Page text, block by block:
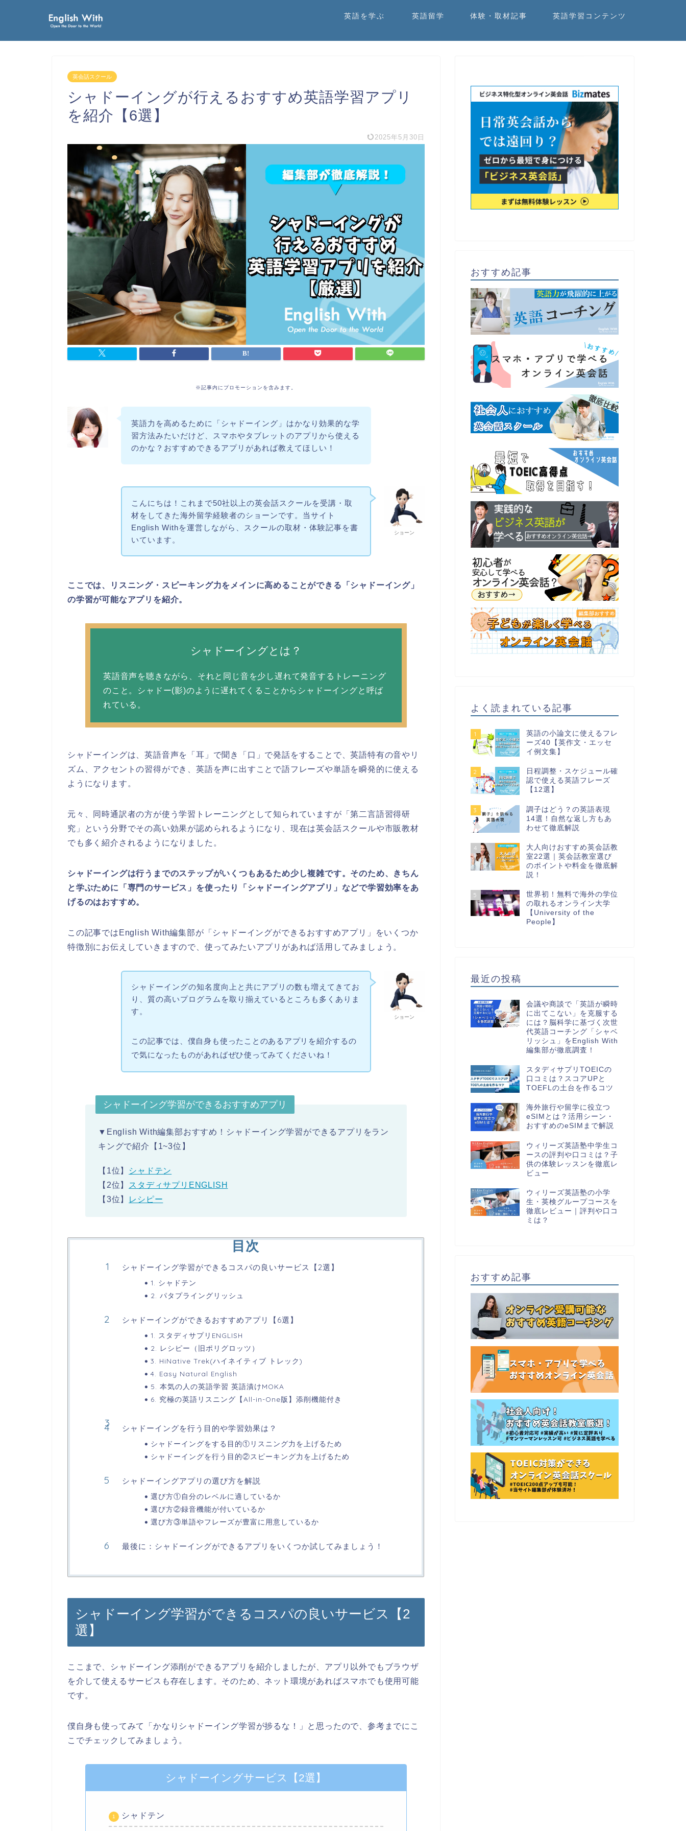
英語を学ぶ 英語留学 体験・取材記事 英語学習コンテンツ
英会話スクール
シャドーイングが行えるおすすめ英語学習アプリ
を紹介【6選】
2025年5月30日
※記事内にプロモーションを含みます。
英語力を高めるために「シャドーイング」はかなり効果的な学
習方法みたいだけど、スマホやタブレットのアプリから使える
のかな？おすすめできるアプリがあれば教えてほしい！
ショーン
こんにちは！これまで50社以上の英会話スクールを受講・取
材をしてきた海外留学経験者のショーンです。当サイト
English Withを運営しながら、スクールの取材・体験記事を書
いています。
ここでは、リスニング・スピーキング力をメインに高めることができる「シャドーイング」
の学習が可能なアプリを紹介。
シャドーイングとは？
英語音声を聴きながら、それと同じ音を少し遅れて発音するトレーニング
のこと。シャドー(影)のように遅れてくることからシャドーイングと呼ば
れている。
シャドーイングは、英語音声を「耳」で聞き「口」で発話をすることで、英語特有の音やリ
ズム、アクセントの習得ができ、英語を声に出すことで語フレーズや単語を瞬発的に使える
ようになります。
元々、同時通訳者の方が使う学習トレーニングとして知られていますが「第二言語習得研
究」という分野でその高い効果が認められるようになり、現在は英会話スクールや市販教材
でも多く紹介されるようになりました。
シャドーイングは行うまでのステップがいくつもあるため少し複雑です。そのため、きちん
と学ぶために「専門のサービス」を使ったり「シャドーイングアプリ」などで学習効率をあ
げるのはおすすめ。
この記事ではEnglish With編集部が「シャドーイングができるおすすめアプリ」をいくつか
特徴別にお伝えしていきますので、使ってみたいアプリがあれば活用してみましょう。
ショーン
シャドーイングの知名度向上と共にアプリの数も増えてきてお
り、質の高いプログラムを取り揃えているところも多くありま
す。
この記事では、僕自身も使ったことのあるアプリを紹介するの
で気になったものがあればぜひ使ってみてくださいね！
シャドーイング学習ができるおすすめアプリ
▼English With編集部おすすめ！シャドーイング学習ができるアプリをラン
キングで紹介【1~3位】
【1位】
シャドテン
【2位】
スタディサプリENGLISH
【3位】
レシピー
目次
シャドーイング学習ができるコスパの良いサービス【2選】
1. シャドテン
2. パタプライングリッシュ
シャドーイングができるおすすめアプリ【6選】
1. スタディサプリENGLISH
2. レシピー（旧ポリグロッツ）
3. HiNative Trek(ハイネイティブ トレック)
4. Easy Natural English
5. 本気の人の英語学習 英語漬けMOKA
6. 究極の英語リスニング【All-in-One版】添削機能付き
シャドーイングを行う目的や学習効果は？
シャドーイングをする目的①リスニング力を上げるため
シャドーイングを行う目的②スピーキング力を上げるため
シャドーイングアプリの選び方を解説
選び方①自分のレベルに適しているか
選び方②録音機能が付いているか
選び方③単語やフレーズが豊富に用意しているか
最後に：シャドーイングができるアプリをいくつか試してみましょう！
シャドーイング学習ができるコスパの良いサービス【2
選】
ここまで、シャドーイング添削ができるアプリを紹介しましたが、アプリ以外でもブラウザ
を介して使えるサービスも存在します。そのため、ネット環境があればスマホでも使用可能
です。
僕自身も使ってみて「かなりシャドーイング学習が捗るな！」と思ったので、参考までにこ
こでチェックしてみましょう。
シャドーイングサービス【2選】
シャドテン
おすすめ記事
よく読まれている記事
1
英語の小論文に使えるフレ
ーズ40【英作文・エッセ
イ例文集】
2
日程調整・スケジュール確
認で使える英語フレーズ
【12選】
3
調子はどう？の英語表現
14選！自然な返し方もあ
わせて徹底解説
4
大人向けおすすめ英会話教
室22選｜英会話教室選び
のポイントや料金を徹底解
説！
5
世界初！無料で海外の学位
の取れるオンライン大学
【University of the
People】
最近の投稿
会議や商談で「英語が瞬時
に出てこない」を克服する
には？脳科学に基づく次世
代英語コーチング「シャベ
リッシュ」をEnglish With
編集部が徹底調査！
スタディサプリTOEICの
口コミは？スコアUPと
TOEFLの土台を作るコツ
海外旅行や留学に役立つ
eSIMとは？活用シーン・
おすすめのeSIMまで解説
ウィリーズ英語塾中学生コ
ースの評判や口コミは？子
供の体験レッスンを徹底レ
ビュー
ウィリーズ英語塾の小学
生・英検グループコースを
徹底レビュー｜評判や口コ
ミは？
おすすめ記事